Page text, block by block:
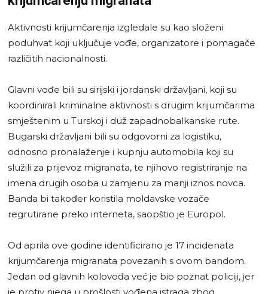
Aktivnosti krijumčarenja izgledale su kao složeni
poduhvat koji uključuje vođe, organizatore i pomagače
različitih nacionalnosti.
Glavni vođe bili su sirijski i jordanski državljani, koji su
koordinirali kriminalne aktivnosti s drugim krijumčarima
smještenim u Turskoj i duž zapadnobalkanske rute.
Bugarski državljani bili su odgovorni za logistiku,
odnosno pronalaženje i kupnju automobila koji su
služili za prijevoz migranata, te njihovo registriranje na
imena drugih osoba u zamjenu za manji iznos novca.
Banda bi također koristila moldavske vozače
regrutirane preko interneta, saopštio je Europol.
Od aprila ove godine identificirano je 17 incidenata
krijumčarenja migranata povezanih s ovom bandom.
Jedan od glavnih kolovođa već je bio poznat policiji, jer
je protiv njega u prošlosti vođena istraga zbog